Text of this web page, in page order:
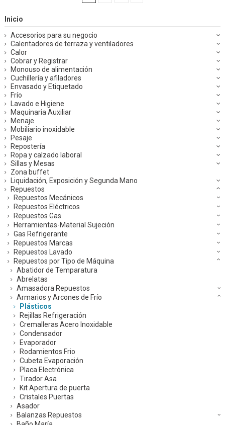
Inicio
Accesorios para su negocio
Calentadores de terraza y ventiladores
Calor
Cobrar y Registrar
Monouso de alimentación
Cuchillería y afiladores
Envasado y Etiquetado
Frío
Lavado e Higiene
Maquinaria Auxiliar
Menaje
Mobiliario inoxidable
Pesaje
Repostería
Ropa y calzado laboral
Sillas y Mesas
Zona buffet
Liquidación, Exposición y Segunda Mano
Repuestos
Repuestos Mecánicos
Repuestos Eléctricos
Repuestos Gas
Herramientas-Material Sujeción
Gas Refrigerante
Repuestos Marcas
Repuestos Lavado
Repuestos por Tipo de Máquina
Abatidor de Temparatura
Abrelatas
Amasadora Repuestos
Armarios y Arcones de Frío
Plásticos
Rejillas Refrigeración
Cremalleras Acero Inoxidable
Condensador
Evaporador
Rodamientos Frio
Cubeta Evaporación
Placa Electrónica
Tirador Asa
Kit Apertura de puerta
Cristales Puertas
Asador
Balanzas Repuestos